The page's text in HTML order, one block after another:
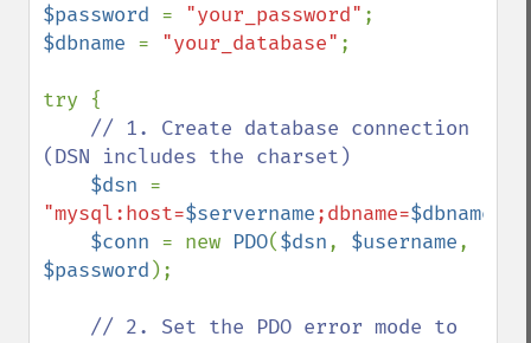
$password = "your_password"
$dbname = "your_database" ;
try {
// 1. Create database connection
(DSN includes the charset)
$dsn
"mysql:host=$servername;dbname=$dbname
$conn = new PDO($dsn, $username
$password );
// 2. Set the PDO error mode to